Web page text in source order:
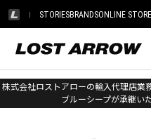
STORIESBRANDSONLINE STORE
株式会社ロストアローの輸入代理店業
ブルーシープが承継い
ホーム > スカルパ > スキー > アル